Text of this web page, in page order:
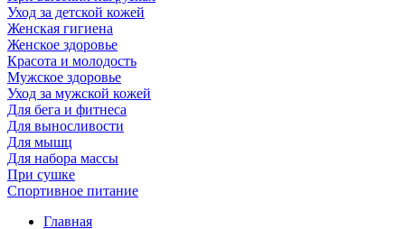
Уход за детской кожей
Женская гигиена
Женское здоровье
Красота и молодость
Мужское здоровье
Уход за мужской кожей
Для бега и фитнеса
Для выносливости
Для мышц
Для набора массы
При сушке
Спортивное питание
Главная